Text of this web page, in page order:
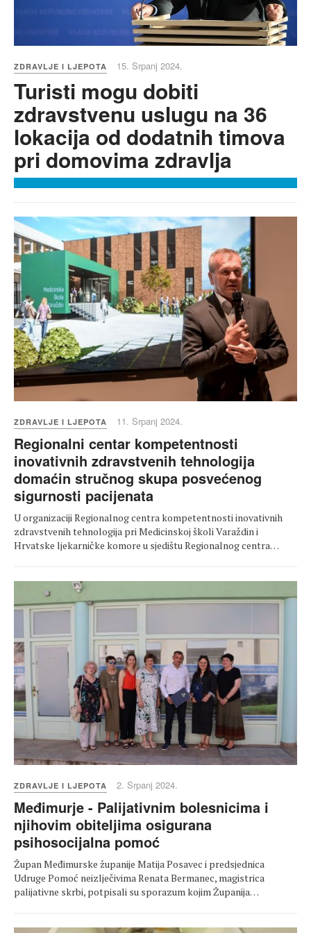
ZDRAVLJE I LJEPOTA 15. Srpanj 2024.
Turisti mogu dobiti
zdravstvenu uslugu na 36
lokacija od dodatnih timova
pri domovima zdravlja
ZDRAVLJE I LJEPOTA 11. Srpanj 2024.
Regionalni centar kompetentnosti
inovativnih zdravstvenih tehnologija
domaćin stručnog skupa posvećenog
sigurnosti pacijenata
U organizaciji Regionalnog centra kompetentnosti inovativnih
zdravstvenih tehnologija pri Medicinskoj školi Varaždin i
Hrvatske ljekarničke komore u sjedištu Regionalnog centra…
ZDRAVLJE I LJEPOTA 2. Srpanj 2024.
Međimurje - Palijativnim bolesnicima i
njihovim obiteljima osigurana
psihosocijalna pomoć
Župan Međimurske županije Matija Posavec i predsjednica
Udruge Pomoć neizlječivima Renata Bermanec, magistrica
palijativne skrbi, potpisali su sporazum kojim Županija…